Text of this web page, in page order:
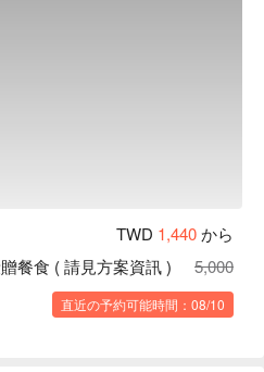
TWD 1,440から
餐食 ( 請見方案資訊 )
5,000
直近の予約可能時間：08/10